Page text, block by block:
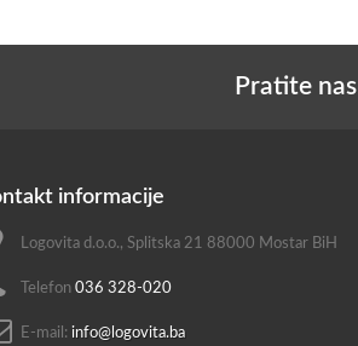
Pratite nas
informacije
Logovita d.o.o., Splitska 21 88000 Mostar BiH
Telefon 036 328-020
E-mail: info@logovita.ba